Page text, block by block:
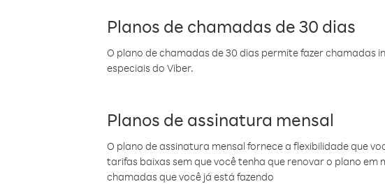
Planos de chamadas de 30 dias
O plano de chamadas de 30 dias permite fazer
especiais do Viber.
Planos de assinatura mensal
O plano de assinatura mensal fornece a flexibilidade que
tarifas baixas sem que você tenha que renovar o plano
chamadas que você já está fazendo